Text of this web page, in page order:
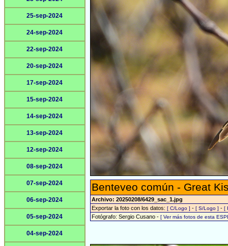
25-sep-2024
24-sep-2024
22-sep-2024
20-sep-2024
17-sep-2024
15-sep-2024
14-sep-2024
13-sep-2024
12-sep-2024
08-sep-2024
07-sep-2024
06-sep-2024
05-sep-2024
04-sep-2024
Benteveo común - Great
Archivo: 20250208/6429_sac_1.jpg
Exportar la foto con los datos: [ C/Logo ] - [ S/Logo ] - [
Fotógrafo: Sergio Cusano - [ Ver más fotos de esta